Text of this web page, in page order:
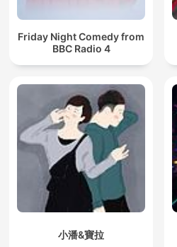
Friday Night Comedy from
BBC Radio 4
小潘&寶拉